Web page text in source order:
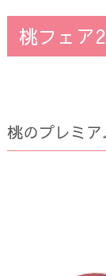
桃フェア
桃のプレミ